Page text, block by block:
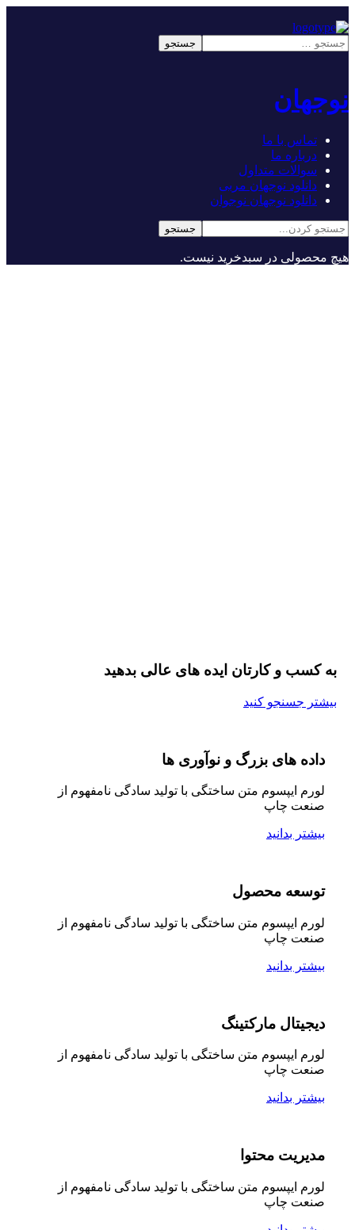
نوجهان
تماس با ما
درباره ما
سوالات متداول
دانلود نوجهان مربی
دانلود نوجهان نوجوان
هیچ محصولی در سبدخرید نیست.
به کسب و کارتان ایده های عالی بدهید
بیشتر جسنجو کنید
داده های بزرگ و نوآوری ها
لورم ایپسوم متن ساختگی با تولید سادگی نامفهوم از
صنعت چاپ
بیشتر بدانید
توسعه محصول
لورم ایپسوم متن ساختگی با تولید سادگی نامفهوم از
صنعت چاپ
بیشتر بدانید
دیجیتال مارکتینگ
لورم ایپسوم متن ساختگی با تولید سادگی نامفهوم از
صنعت چاپ
بیشتر بدانید
مدیریت محتوا
لورم ایپسوم متن ساختگی با تولید سادگی نامفهوم از
صنعت چاپ